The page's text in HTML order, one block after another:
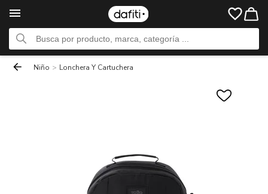
Niño > Lonchera Y Cartuchera